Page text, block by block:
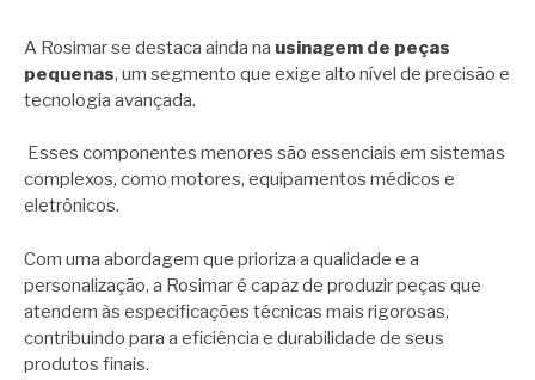
A Rosimar se destaca ainda na usinagem de peças
pequenas, um segmento que exige alto nível de precisão e
tecnologia avançada.
Esses componentes menores são essenciais em sistemas
complexos, como motores, equipamentos médicos e
eletrônicos.
Com uma abordagem que prioriza a qualidade e a
personalização, a Rosimar é capaz de produzir peças que
atendem às especificações técnicas mais rigorosas,
contribuindo para a eficiência e durabilidade de seus
produtos finais.